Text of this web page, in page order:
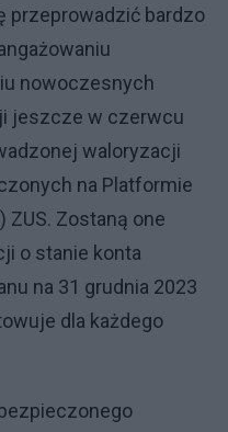
przeprowadzić bardzo
nowoczesnych
jeszcze w czerwcu
waloryzacji
na Platformie
ZUS. Zostaną one
o stanie konta
na 31 grudnia 2023
dla każdego